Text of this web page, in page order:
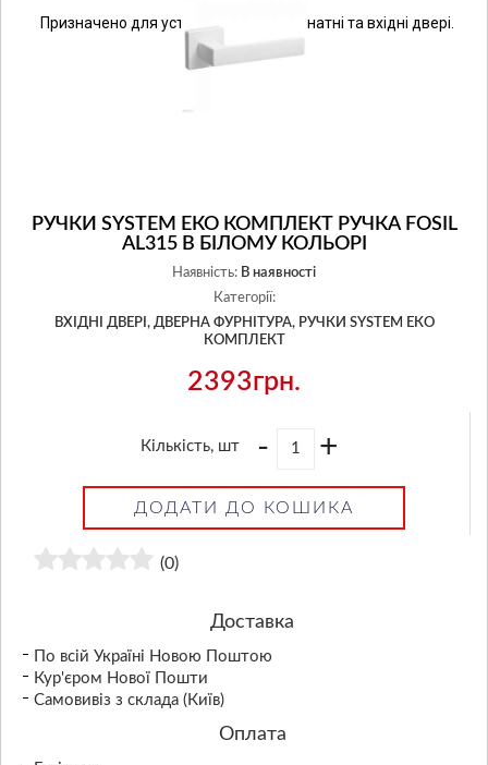
РУЧКИ SYSTEM ЕКО КОМПЛЕКТ РУЧКА FOSIL
AL315 В БІЛОМУ КОЛЬОРІ
Наявність: В наявності
Категорії:
ВХІДНІ ДВЕРІ, ДВЕРНА ФУРНІТУРА, РУЧКИ SYSTEM ЕКО
КОМПЛЕКТ
2393грн.
Кількість, шт - +
ДОДАТИ ДО КОШИКА
(0)
Доставка
По всій Україні Новою Поштою
Кур'єром Нової Пошти
Самовивіз з склада (Київ)
Оплата
Призначено для установки на міжкімнатні та вхідні двері.